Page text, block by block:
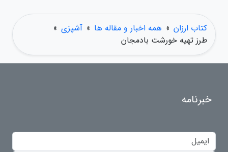
کتاب ارزان » همه اخبار و مقاله ها » آشپزی »
طرز تهیه خورشت بادمجان
خبرنامه